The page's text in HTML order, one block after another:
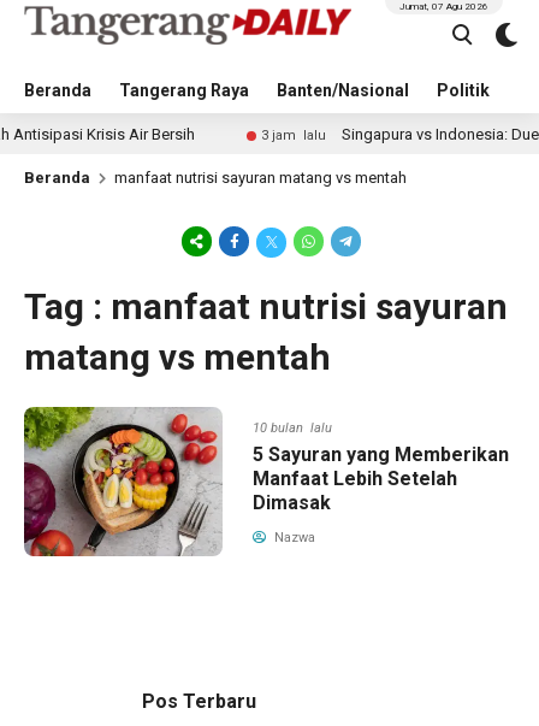
Beranda Tangerang Raya Banten/Nasional Politik
Jumat, 07 Agu 2026
Krisis Air Bersih 3 jam lalu Singapura vs Indonesia: Duel
Beranda manfaat nutrisi sayuran matang vs mentah
Tag : manfaat nutrisi sayuran
matang vs mentah
10 bulan lalu
5 Sayuran yang Memberikan
Manfaat Lebih Setelah
Dimasak
Nazwa
Pos Terbaru